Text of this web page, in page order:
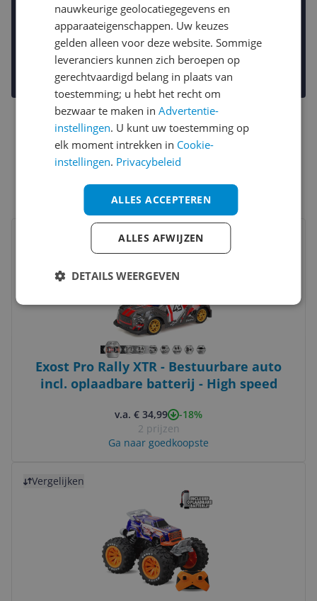
Exost Pro Rally XTR - Bestuurbare auto
incl. oplaadbare batterij - High speed
v.a. € 34,99
-18%
2 prijzen
Ga naar goedkoopste
Vergelijken
nauwkeurige geolocatiegegevens en
apparaateigenschappen. Uw keuzes
gelden alleen voor deze website. Sommige
leveranciers kunnen zich beroepen op
gerechtvaardigd belang in plaats van
toestemming; u hebt het recht om
bezwaar te maken inAdvertentie-
instellingen. U kunt uw toestemming op
elk moment intrekken in Cookie-
instellingen. Privacybeleid
ALLES ACCEPTEREN
ALLES AFWIJZEN
DETAILS WEERGEVEN